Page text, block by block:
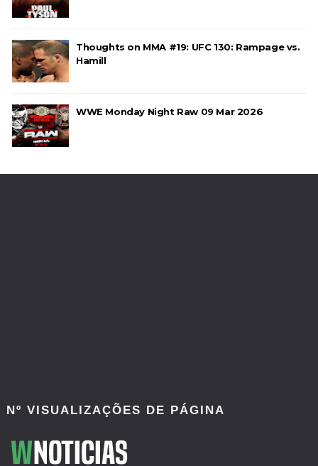
Thoughts on MMA #19: UFC 130: Rampage vs.
Hamill
WWE Monday Night Raw 09 Mar 2026
Nº VISUALIZAÇÕES DE PÁGINA